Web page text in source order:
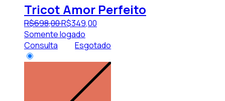
Tricot Amor Perfeito
R$698,00R$349,00
Somente logado
Consulta
Esgotado